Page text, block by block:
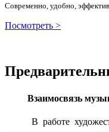
Современно, удобно,
Посмотреть >
Взаимосвязь
В работе